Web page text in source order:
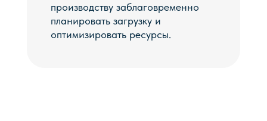
производству заблаговременно
планировать загрузку и
оптимизировать ресурсы.